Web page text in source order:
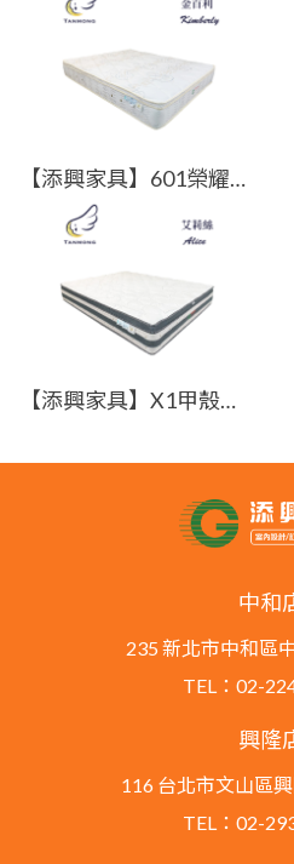
【添興家具】601榮耀系列-KIMBERLY 金百利/天絲棉表布/獨立筒彈簧/高度27公分/躺感6分
【添興家具】X1甲殼素 / 榮耀系列-ALICE 艾莉絲 /甲殼素表布/獨立筒彈簧/高度28公分/躺感約5分/適中
中和
235 新北市中和區
TEL：02-
興隆
116 台北市文山區
TEL：02-